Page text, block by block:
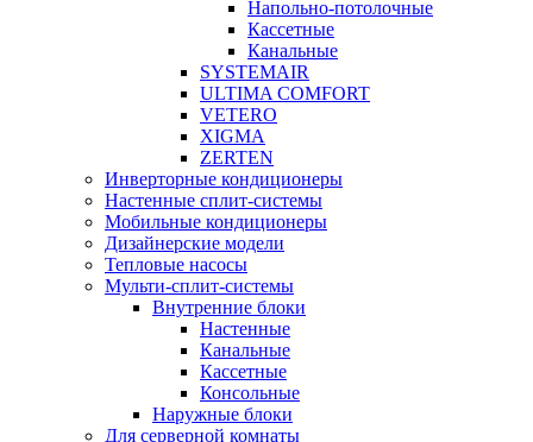
Напольно-потолочные
Кассетные
Канальные
SYSTEMAIR
ULTIMA COMFORT
VETERO
XIGMA
ZERTEN
Инверторные кондиционеры
Настенные сплит-системы
Мобильные кондиционеры
Дизайнерские модели
Тепловые насосы
Мульти-сплит-системы
Внутренние блоки
Настенные
Канальные
Кассетные
Консольные
Наружные блоки
Для серверной комнаты